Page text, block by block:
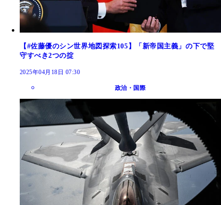
【#佐藤優のシン世界地図探索105】「新帝国主義」の下で堅
守すべき2つの掟
2025年04月18日 07:30
政治・国際